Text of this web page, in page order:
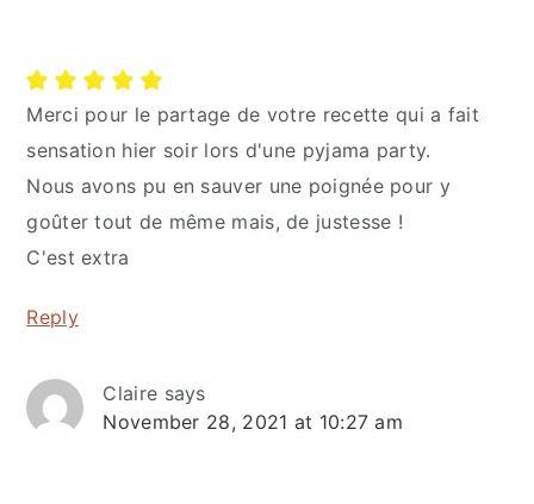
Merci pour le partage de votre recette qui a fait
sensation hier soir lors d'une pyjama party.
Nous avons pu en sauver une poignée pour y
goûter tout de même mais, de justesse !
C'est extra
Reply
Claire says
November 28, 2021 at 10:27 am